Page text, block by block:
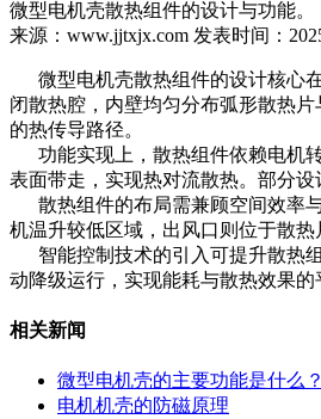
微型电机壳散热组件的设计与功能。
来源：www.jjtxjx.com 发表时间：
微型电机壳散热组件的设计核心在
闭散热腔，内壁均匀分布弧形散热
的热传导路径。
功能实现上，散热组件依赖电机转
表面带走，实现热对流散热。部分
散热组件的布局需兼顾空间效率与
机温升较低区域，出风口则位于散
智能控制技术的引入可提升散热组
动降级运行，实现能耗与散热效果
相关新闻
微型电机壳的主要功能是什么？
电机机壳的防磁原理